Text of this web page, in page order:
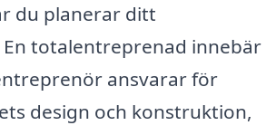
du planerar ditt
totalentreprenad innebär
ansvarar för
design och konstruktion,